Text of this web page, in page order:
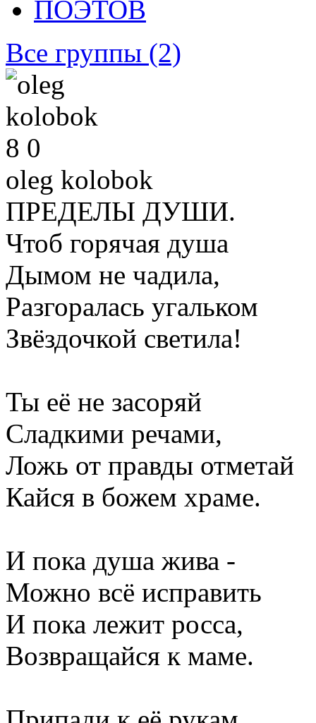
Все группы (2)
8 0
oleg kolobok
ПРЕДЕЛЫ ДУШИ.
Чтоб горячая душа
Дымом не чадила,
Разгоралась угальком
Звёздочкой светила!
Ты её не засоряй
Сладкими речами,
Ложь от правды отметай
Кайся в божем храме.
И пока душа жива -
Можно всё исправить
И пока лежит росса,
Возвращайся к маме.